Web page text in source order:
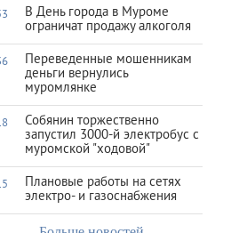
В День города в Муроме
ограничат продажу алкоголя
Переведенные мошенникам
деньги вернулись
муромлянке
Собянин торжественно
запустил 3000-й электробус с
муромской "ходовой"
Плановые работы на сетях
электро- и газоснабжения